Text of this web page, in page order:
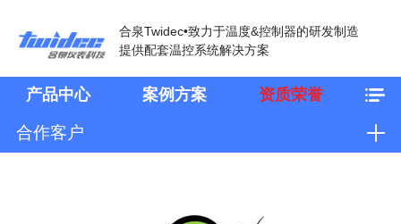
合泉Twidec•致力于温度&控制器的研发制造
提供配套温控系统解决方案
产品中心 案例方案 资质荣誉
合作客户